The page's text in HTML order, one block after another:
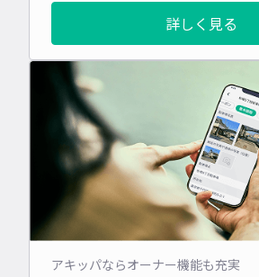
詳しく見る
アキッパならオーナー機能も充実